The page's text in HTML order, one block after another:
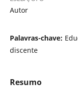
Autor
Palavras-chave:
discente
Resumo